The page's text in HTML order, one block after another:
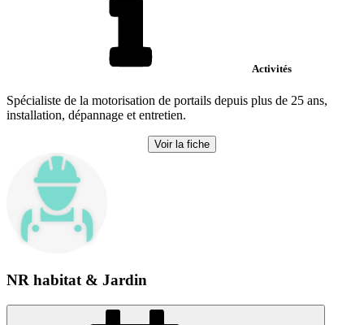
Activités
Spécialiste de la motorisation de portails depuis plus de 25 ans,
installation, dépannage et entretien.
Voir la fiche
NR habitat & Jardin